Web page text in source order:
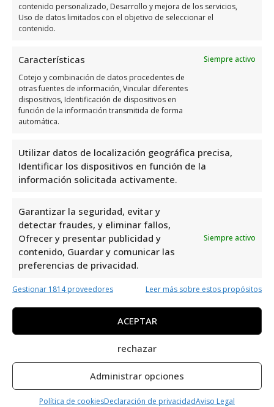
contenido personalizado, Desarrollo y mejora de los servicios,
Uso de datos limitados con el objetivo de seleccionar el
contenido.
Características
Siempre activo
Cotejo y combinación de datos procedentes de
otras fuentes de información, Vincular diferentes
dispositivos, Identificación de dispositivos en
función de la información transmitida de forma
automática.
Utilizar datos de localización geográfica precisa,
Identificar los dispositivos en función de la
información solicitada activamente.
Garantizar la seguridad, evitar y
detectar fraudes, y eliminar fallos,
Ofrecer y presentar publicidad y
contenido, Guardar y comunicar las
preferencias de privacidad.
Siempre activo
Gestionar 1814 proveedores Leer más sobre estos propósitos
ACEPTAR
rechazar
Administrar opciones
Política de cookiesDeclaración de privacidadAviso Legal
Busca otros negocios o profesionales locales
afines a Inmobiliaria Rk Playa Flamenca en el
Vivee Real Estate